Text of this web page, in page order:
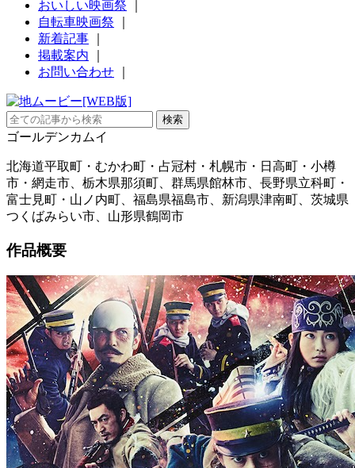
おいしい映画祭
自転車映画祭
新着記事
掲載案内
お問い合わせ
ゴールデンカムイ
北海道平取町・むかわ町・占冠村・札幌市・日高町・小樽
市・網走市、栃木県那須町、群馬県館林市、長野県立科町・
富士見町・山ノ内町、福島県福島市、新潟県津南町、茨城県
つくばみらい市、山形県鶴岡市
作品概要